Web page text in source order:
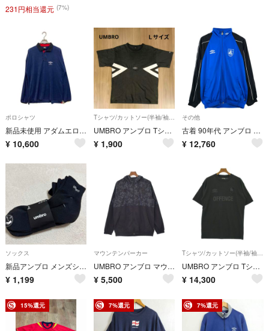
231円相当還元 (7%)
ポロシャツ
新品未使用 アダムエロペ別注 umbro Pile Gameshirt アンブロ
¥ 10,600
Tシャツ/カットソー(半袖/袖なし)
UMBRO アンブロ Tシャツ ブラック Lサイズ オーバーサイズ
¥ 1,900
その他
古着 90年代 アンブロ UMBRO 青タグ ジャージ トラックジャケット メンズM相当 ヴィンテージ/eaa665743
¥ 12,760
ソックス
新品アンブロ メンズショート丈ソックス3足セット 25-27cm 黒同柄
¥ 1,199
マウンテンパーカー
UMBRO アンブロ マウンテンパーカー L 黒 【古着】【中古】【送料無料】
¥ 5,500
Tシャツ/カットソー(半袖/袖なし)
UMBRO アンブロ Tシャツ・カットソー L 黒 【古着】【中古】【送料無料】
¥ 14,300
15%還元 7%還元 7%還元